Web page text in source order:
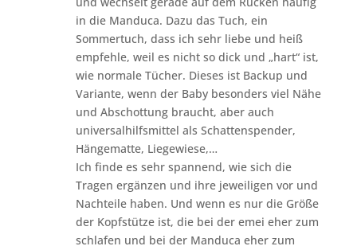
in die Manduca. Dazu das Tuch, ein
Sommertuch, dass ich sehr liebe und heiß
empfehle, weil es nicht so dick und „hart“ ist,
wie normale Tücher. Dieses ist Backup und
Variante, wenn der Baby besonders viel Nähe
und Abschottung braucht, aber auch
universalhilfsmittel als Schattenspender,
Hängematte, Liegewiese,…
Ich finde es sehr spannend, wie sich die
Tragen ergänzen und ihre jeweiligen vor und
Nachteile haben. Und wenn es nur die Größe
der Kopfstütze ist, die bei der emei eher zum
schlafen und bei der Manduca eher zum